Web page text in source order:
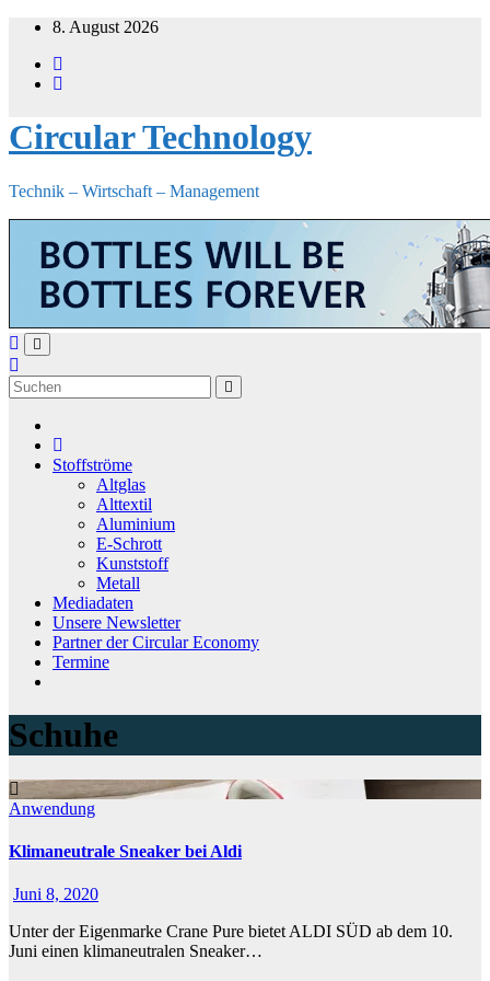
Zum
springen
8. August 2026
Circular Technology
Technik – Wirtschaft – Management
Stoffströme
Altglas
Alttextil
Aluminium
E-Schrott
Kunststoff
Metall
Mediadaten
Unsere Newsletter
Partner der Circular Economy
Termine
Schuhe
Anwendung
Klimaneutrale Sneaker bei Aldi
Juni 8, 2020
Unter der Eigenmarke Crane Pure bietet ALDI SÜD ab dem 10.
Juni einen klimaneutralen Sneaker…